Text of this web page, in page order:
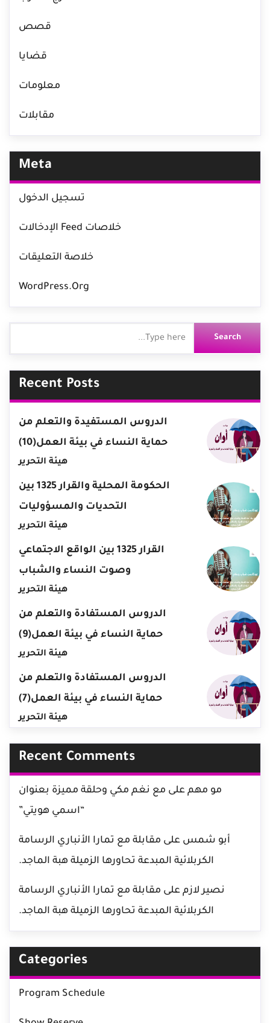
قصص
قضايا
معلومات
مقابلات
Meta
تسجيل الدخول
خلاصات Feed الإدخالات
خلاصة التعليقات
WordPress.org
Recent Posts
الدروس المستفيدة والتعلم من
حماية النساء في بيئة العمل(10)
هيئة التحرير
الحكومة المحلية والقرار 1325 بين
التحديات والمسؤوليات
هيئة التحرير
القرار 1325 بين الواقع الاجتماعي
وصوت النساء والشباب
هيئة التحرير
الدروس المستفادة والتعلم من
حماية النساء في بيئة العمل(9)
هيئة التحرير
الدروس المستفادة والتعلم من
حماية النساء في بيئة العمل(7)
هيئة التحرير
Recent Comments
مو مهم على مع نغم مكي وحلقة مميزة بعنوان
“اسمي هويتي”
أبو شمس على مقابلة مع تمارا الأنباري الرسامة
الكربلائية المبدعة تحاورها الزميلة هبة الماجد.
نصير لازم على مقابلة مع تمارا الأنباري الرسامة
الكربلائية المبدعة تحاورها الزميلة هبة الماجد.
Categories
Program Schedule